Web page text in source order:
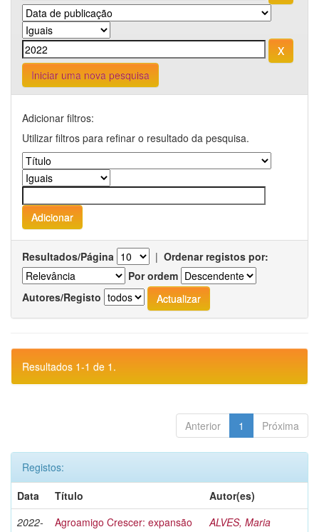
Iniciar uma nova pesquisa
Adicionar filtros:
Utilizar filtros para refinar o resultado da pesquisa.
Resultados/Página | Ordenar registos por:
Por ordem
Autores/Registo
Resultados 1-1 de 1.
Anterior 1 Próxima
Registos:
Data
Título
Autor(es)
2022-
Agroamigo Crescer: expansão
ALVES, Maria